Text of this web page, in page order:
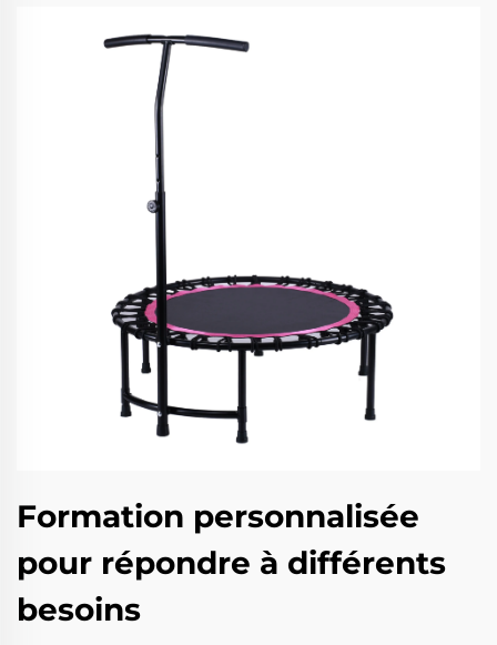
Formation personnalisée
pour répondre à différents
besoins